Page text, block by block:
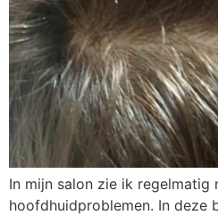
In mijn salon zie ik regelmatig
hoofdhuidproblemen. In deze